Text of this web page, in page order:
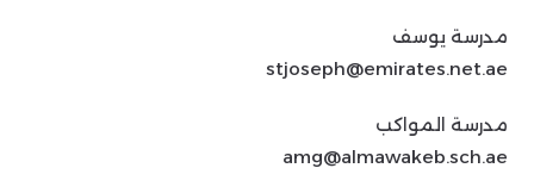
مدرسة يوسف
stjoseph@emirates.net.ae
مدرسة المواكب
amg@almawakeb.sch.ae